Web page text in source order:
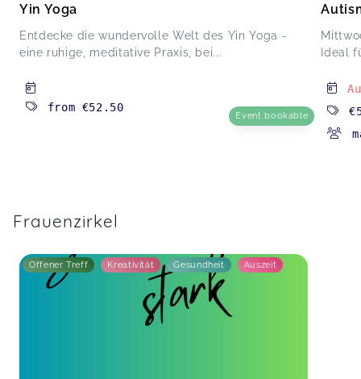
Yin Yoga
Entdecke die wundervolle Welt des Yin Yoga -
eine ruhige, meditative Praxis, bei...
from €52.50
Event bookable
Ideal
Frauenzirkel
Offener Treff Kreativität Gesundheit Auszeit